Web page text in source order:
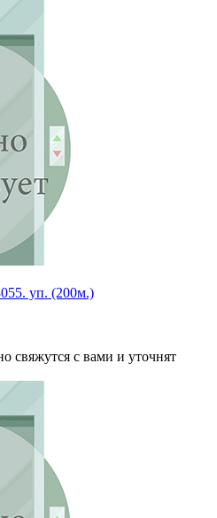
уп. (200м.)
свяжутся с вами и уточнят